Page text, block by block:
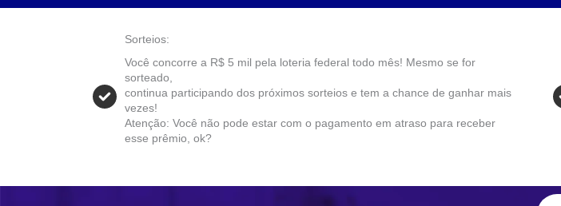
Sorteios:
Você concorre a R$ 5 mil pela loteria federal todo mês! Mesmo se for
sorteado,
continua participando dos próximos sorteios e tem a chance de ganhar mais
vezes!
Atenção: Você não pode estar com o pagamento em atraso para receber
esse prêmio, ok?